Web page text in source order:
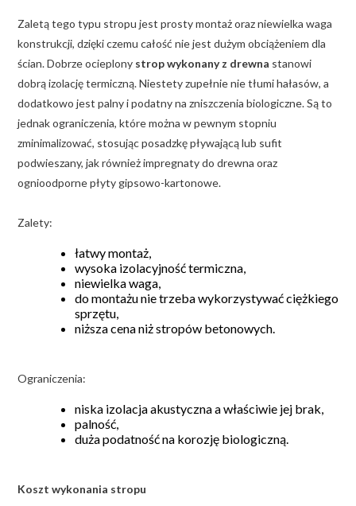
Zaletą tego typu stropu jest prosty montaż oraz niewielka waga
konstrukcji, dzięki czemu całość nie jest dużym obciążeniem dla
ścian. Dobrze ocieplony strop wykonany z drewna stanowi
dobrą izolację termiczną. Niestety zupełnie nie tłumi hałasów, a
dodatkowo jest palny i podatny na zniszczenia biologiczne. Są to
jednak ograniczenia, które można w pewnym stopniu
zminimalizować, stosując posadzkę pływającą lub sufit
podwieszany, jak również impregnaty do drewna oraz
ognioodporne płyty gipsowo-kartonowe.
Zalety:
łatwy montaż,
wysoka izolacyjność termiczna,
niewielka waga,
do montażu nie trzeba wykorzystywać ciężkiego
sprzętu,
niższa cena niż stropów betonowych.
Ograniczenia:
niska izolacja akustyczna a właściwie jej brak,
palność,
duża podatność na korozję biologiczną.
Koszt wykonania stropu